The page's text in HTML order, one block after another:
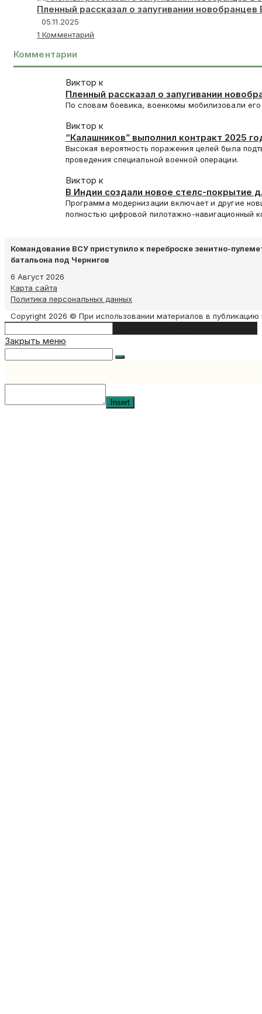
Пленный рассказал о запугивании
05.11.2025
1 Комментарий
Комментарии
Виктор к
Пленный рассказал о запугивании
По словам боевика, военкомы мобилизовали
Виктор к
“Калашников” выполнил контракт 2025
Высокая вероятность поражения целей была
проведения специальной военной операции.
Виктор к
В Индии создали новое стелс-покрытие
Программа модернизации включает и другие
полностью цифровой пилотажно-навигационный
Командование ВСУ приступило к переброске зенитно-
батальона под Чернигов
6 Август 2026
Карта сайта
Политика персональных данных
Copyright 2026 © При использовании материалов в
this
Закрыть меню
Insert